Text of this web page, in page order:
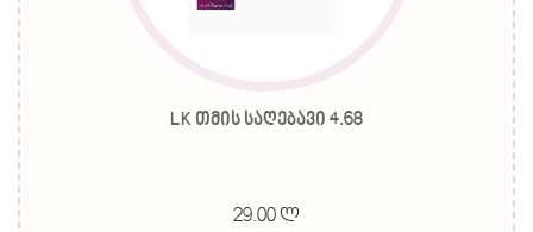
LK თმის საღებავი 4.68
29.00 ლ